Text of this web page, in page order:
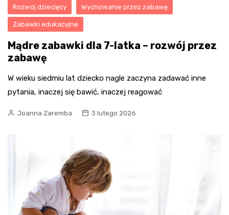
Rozwój dziecięcy Wychowanie przez zabawę
Zabawki edukacyjne
Mądre zabawki dla 7-latka – rozwój przez
zabawę
W wieku siedmiu lat dziecko nagle zaczyna zadawać inne
pytania, inaczej się bawić, inaczej reagować
Joanna Zaremba 3 lutego 2026